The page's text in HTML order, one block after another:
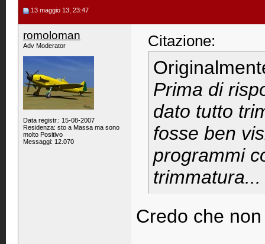
13 maggio 13, 23:47
romoloman
Adv Moderator
Data registr.: 15-08-2007
Residenza: sto a Massa ma sono
molto Positivo
Messaggi: 12.070
Citazione:
Prima di
dato tutto
fosse ben
programmi
trimmatura...
Credo che